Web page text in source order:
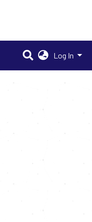
Log In